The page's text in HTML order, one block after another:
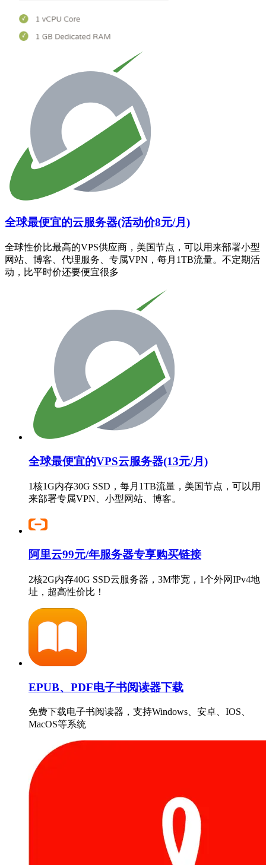
全球最便宜的云服务器(活动价8元/月)
全球性价比最高的VPS供应商，美国节点，可以用来部署小型
网站、博客、代理服务、专属VPN，每月1TB流量。不定期活
动，比平时价还要便宜很多
全球最便宜的VPS云服务器(13元/月)
1核1G内存30G SSD，每月1TB流量，美国节点，可以用
来部署专属VPN、小型网站、博客。
阿里云99元/年服务器专享购买链接
2核2G内存40G SSD云服务器，3M带宽，1个外网IPv4地
址，超高性价比！
EPUB、PDF电子书阅读器下载
免费下载电子书阅读器，支持Windows、安卓、IOS、
MacOS等系统